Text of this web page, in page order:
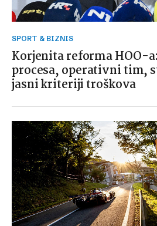
SPORT & BIZNIS
Korjenita reforma HOO-
procesa, operativni tim,
jasni kriteriji troškova